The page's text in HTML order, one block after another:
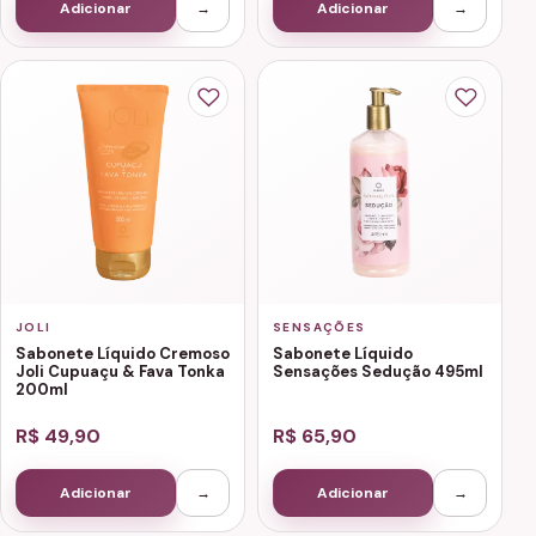
Adicionar → Adicionar →
JOLI
Sabonete Líquido Cremoso
Joli Cupuaçu & Fava Tonka
200ml
R$ 49,90
Adicionar →
SENSAÇÕES
Sabonete Líquido
Sensações Sedução 495ml
R$ 65,90
Adicionar →